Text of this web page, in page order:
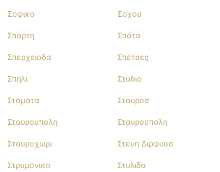
Σοφικο Σοχοσ
Σπαρτη Σπάτα
Σπερχειαδα Σπέτσες
Σπηλι Σταδιο
Σταμάτα Σταυροσ
Σταυρουπολη Σταυρουπολη
Σταυροχωρι Στενη Διρφυοσ
Στρυμονικο Στυλιδα